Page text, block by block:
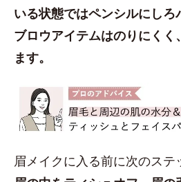
いる状態ではペンシルにしろ
ブロウアイテムはのりにくく
ます。
眉メイクに入る前に次のステ